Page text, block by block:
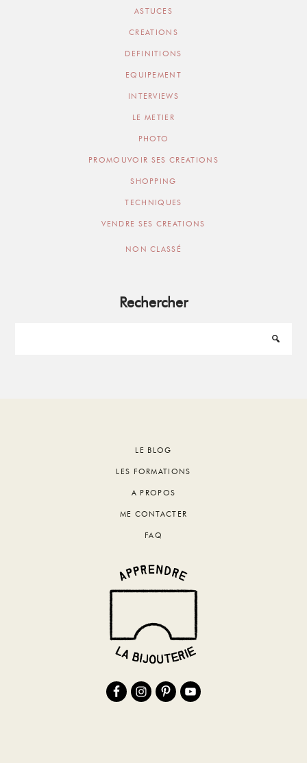
ASTUCES
CREATIONS
DEFINITIONS
EQUIPEMENT
INTERVIEWS
LE METIER
PHOTO
PROMOUVOIR SES CREATIONS
SHOPPING
TECHNIQUES
VENDRE SES CREATIONS
NON CLASSÉ
Rechercher
LE BLOG
LES FORMATIONS
A PROPOS
ME CONTACTER
FAQ